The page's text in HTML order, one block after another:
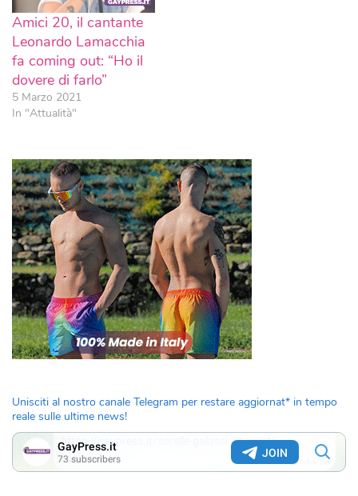
Amici 20, il cantante
Leonardo Lamacchia
fa coming out: “Ho il
dovere di farlo”
5 Marzo 2021
In "Attualità"
Unisciti al nostro canale Telegram per restare aggiornat* in tempo
reale sulle ultime news!